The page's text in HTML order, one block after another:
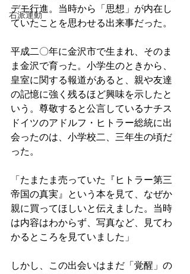
右派運動
デモ行進。当時から「思想」が内在し
ていたことを思わせる出来事だった。
平成二〇年に金沢市で生まれ、そのま
ま金沢で育った。小学生のときから、
皇室に関する報道があると、親や友達
の記憶に強く残るほど興味を示したと
いう。尊敬すると公言しているナチス
ドイツのアドルフ・ヒトラー総統に出
会ったのは、小学校二、三年生の頃だ
った。
「たまたま売っていた『ヒトラー第三
帝国の真実』という本を見て、なぜか
親に買ってほしいと伝えました。当時
は内容はわからず、写真など、見てわ
かるところを見ていました」
しかし、この出会いはまだ「覚醒」の